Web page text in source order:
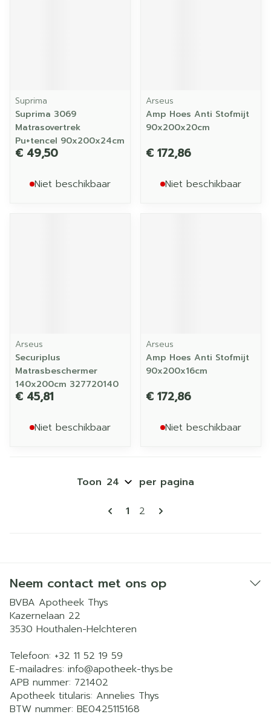
Suprima
Suprima 3069
Matrasovertrek
Pu+tencel 90x200x24cm
€ 49,50
Niet beschikbaar
Arseus
Amp Hoes Anti Stofmijt
90x200x20cm
€ 172,86
Niet beschikbaar
Arseus
Securiplus
Matrasbeschermer
140x200cm 327720140
€ 45,81
Niet beschikbaar
Arseus
Amp Hoes Anti Stofmijt
90x200x16cm
€ 172,86
Niet beschikbaar
Pagina's
U lees momenteel pagina
1 Pagina
2
Toon per pagina
Neem contact met ons op
BVBA Apotheek Thys
Kazernelaan 22
3530 Houthalen-Helchteren
Telefoon: +32 11 52 19 59
E-mailadres: info@apotheek-thys.be
APB nummer: 721402
Apotheek titularis: Annelies Thys
BTW nummer: BE0425115168